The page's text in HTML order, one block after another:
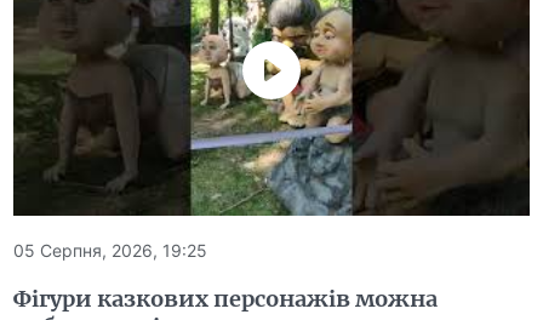
05 Серпня, 2026, 19:25
Фігури казкових персонажів можна